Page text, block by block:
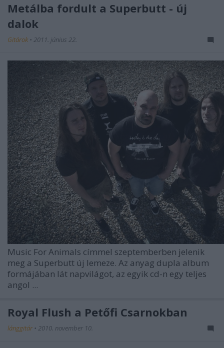
Metálba fordult a Superbutt - új
dalok
Gitárok • 2011. június 22.
Music For Animals címmel szeptemberben jelenik
meg a Superbutt új lemeze. Az anyag dupla album
formájában lát napvilágot, az egyik cd-n egy teljes
angol ...
Royal Flush a Petőfi Csarnokban
lánggitár • 2010. november 10.